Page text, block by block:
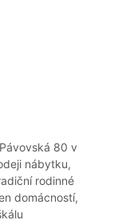
80 v
nábytku,
rodinné
domácností,